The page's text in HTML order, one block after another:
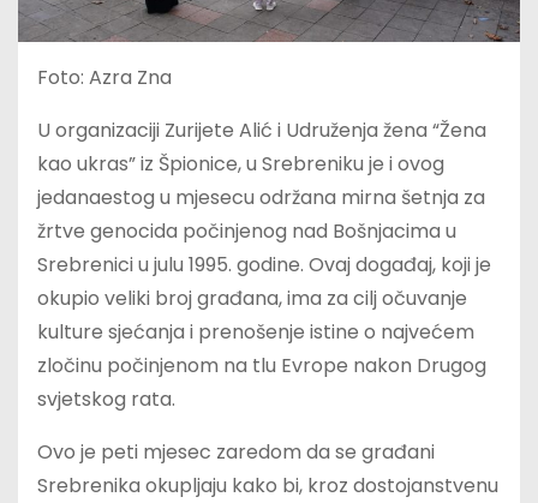
Foto: Azra Zna
U organizaciji Zurijete Alić i Udruženja žena “Žena
kao ukras” iz Špionice, u Srebreniku je i ovog
jedanaestog u mjesecu održana mirna šetnja za
žrtve genocida počinjenog nad Bošnjacima u
Srebrenici u julu 1995. godine. Ovaj događaj, koji je
okupio veliki broj građana, ima za cilj očuvanje
kulture sjećanja i prenošenje istine o najvećem
zločinu počinjenom na tlu Evrope nakon Drugog
svjetskog rata.
Ovo je peti mjesec zaredom da se građani
Srebrenika okupljaju kako bi, kroz dostojanstvenu